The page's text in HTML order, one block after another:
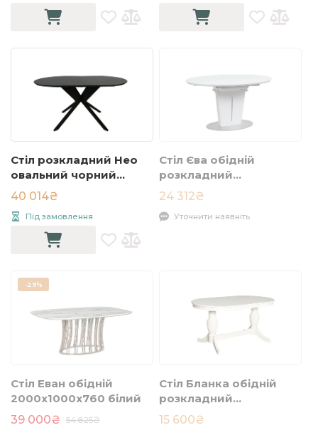
Стіл розкладний Нео
овальний чорний
120x80 (HPL)
40 014₴
Під замовлення
Стіл Єва обідній
розкладний
1400/1800x900x760
24 312₴
Уточнити наявніть
-29%
Стіл Еван обідній
2000x1000x760 білий
39 000₴ 54 825₴
Стіл Бланка обідній
розкладний
1600/2000x900x750
кремовий/метелик
15 600₴